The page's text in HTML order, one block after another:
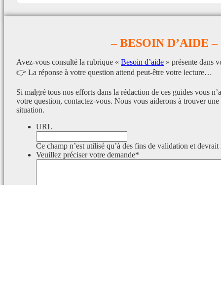
– BESOIN D’AIDE –
Avez-vous consulté la rubrique « Besoin d’aide » présente dans
👉 La réponse à votre question attend peut-être votre lecture…
Si malgré tous nos efforts dans la rédaction de ces guides vous
votre question, contactez-vous. Nous vous aiderons à trouver
situation.
URL
Ce champ n’est utilisé qu’à des fins de validation et devrait
Veuillez préciser votre demande*